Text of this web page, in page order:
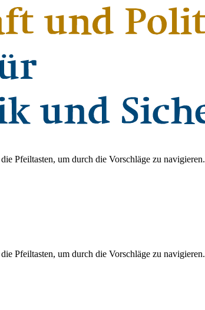
Pfeiltasten, um durch die Vorschläge zu navigieren.
Pfeiltasten, um durch die Vorschläge zu navigieren.